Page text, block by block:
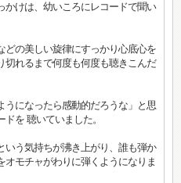
かけは、幼いころにレコードで聞い
どの美しい旋律にすっかり心底心を
切れるまで何度も何度も聴きこんだ
うになったら感動的だろうな」と思
を 聴いていました。
いう気持ちが沸き上がり、誰も弾か
モチャがわりに弾くようになりま